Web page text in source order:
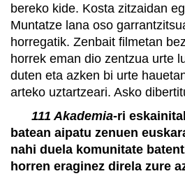
bereko kide. Kosta zitzaidan
Muntatze lana oso
horregatik. Zenbait filmetan
horrek eman dio zentzua urte
duten eta azken bi urte
arteko uztartzeari. Asko
111 Akademia-ri
batean aipatu zenuen
nahi duela komunitate
horren eraginez direla zure